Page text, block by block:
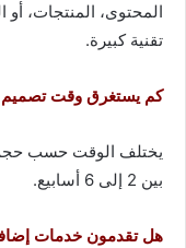
المحتوى، المنتجات،
تقنية كبيرة.
كم يستغرق وقت تصميم
يختلف الوقت حسب حجم
بين 2 إلى 6 أسابيع.
هل تقدمون خدمات